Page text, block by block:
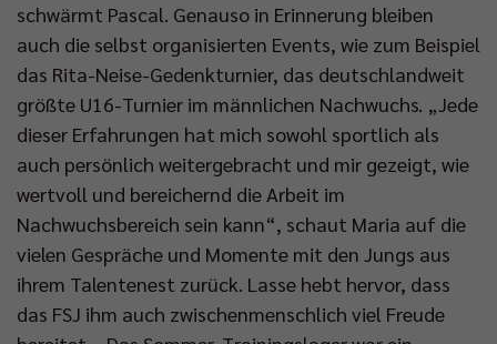
schwärmt Pascal. Genauso in Erinnerung bleiben
auch die selbst organisierten Events, wie zum Beispiel
das Rita-Neise-Gedenkturnier, das deutschlandweit
größte U16-Turnier im männlichen Nachwuchs. „Jede
dieser Erfahrungen hat mich sowohl sportlich als
auch persönlich weitergebracht und mir gezeigt, wie
wertvoll und bereichernd die Arbeit im
Nachwuchsbereich sein kann“, schaut Maria auf die
vielen Gespräche und Momente mit den Jungs aus
ihrem Talentenest zurück. Lasse hebt hervor, dass
das FSJ ihm auch zwischenmenschlich viel Freude